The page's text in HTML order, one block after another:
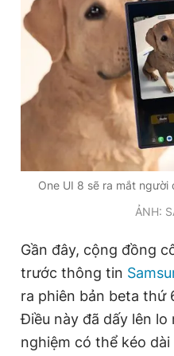
Đặt báo Quảng cáo
Tổng biên tập: Nguyễn Ngọc
Phó tổng biên tập thường
Phó tổng biên tập: Lâm Hiếu
Phó tổng biên tập: Trần Việt
Tổng thư ký tòa soạn: Đức
Giấy phép xuất bản số 110/
© 2003-2026 Bản quyền
bản. Phát triển bởi ePi
One UI 8 sẽ ra mắt
ẢNH:
Gần đây, cộng đồng
trước thông tin
ra phiên bản beta thứ
Điều này đã dấy lên
nghiệm có thể kéo